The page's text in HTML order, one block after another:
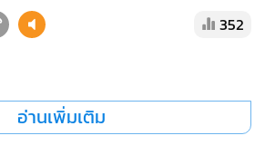
352
อ่านเพิ่มเติม